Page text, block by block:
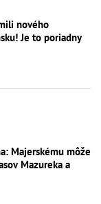
nového
Je to poriadny
Majerskému môže
Mazureka a